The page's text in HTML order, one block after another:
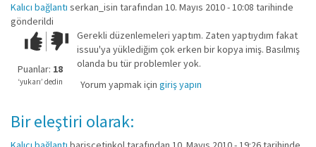
Kalıcı bağlantı serkan_isin tarafından 10. Mayıs 2010 - 10:08 tarihinde
gönderildi
Çok iyi!O
kadar
iyi
değil!
Puanlar: 18
‘yukarı’ dedin
Gerekli düzenlemeleri yaptım. Zaten yaptıydım fakat
issuu'ya yüklediğim çok erken bir kopya imiş. Basılmış
olanda bu tür problemler yok.
Yorum yapmak için giriş yapın
Bir eleştiri olarak: